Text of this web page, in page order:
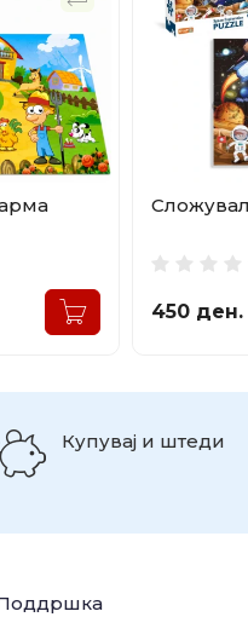
450 ден.
Купувај и штеди